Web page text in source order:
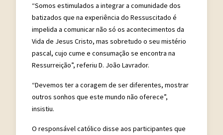
“Somos estimulados a integrar a comunidade dos
batizados que na experiência do Ressuscitado é
impelida a comunicar não só os acontecimentos da
Vida de Jesus Cristo, mas sobretudo o seu mistério
pascal, cujo cume e consumação se encontra na
Ressurreição”, referiu D. João Lavrador.
“Devemos ter a coragem de ser diferentes, mostrar
outros sonhos que este mundo não oferece”,
insistiu.
O responsável católico disse aos participantes que